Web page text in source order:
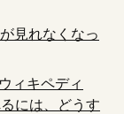
見れなくなっ
ィキペディ
には、どうす